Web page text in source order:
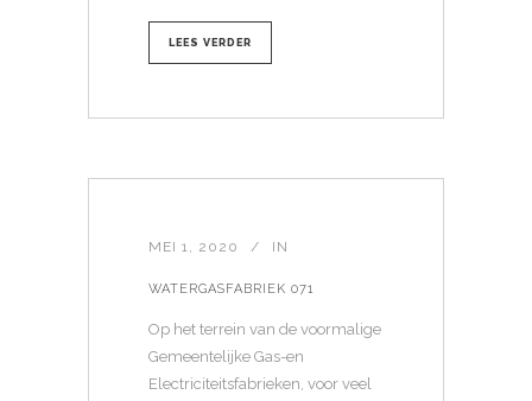
LEES VERDER
MEI 1, 2020 IN
WATERGASFABRIEK 071
Op het terrein van de voormalige
Gemeentelijke Gas-en
Electriciteitsfabrieken, voor veel